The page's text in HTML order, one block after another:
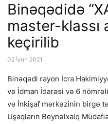
Binəqədidə
master-klassı
keçirilib
02 İyun 2021
Binəqədi rayon İcra
və İdman İdarəsi və 6
və İnkişaf mərkəzinin birgə
Uşaqların Beynəlxalq